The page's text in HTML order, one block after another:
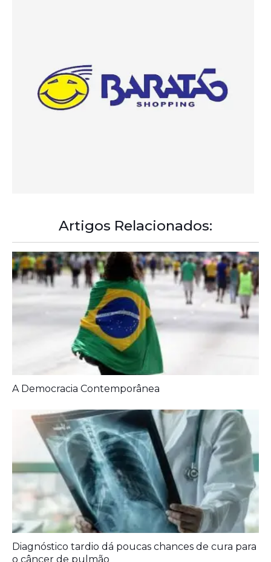
Artigos Relacionados:
A Democracia Contemporânea
Diagnóstico tardio dá poucas chances de cura para
o câncer de pulmão